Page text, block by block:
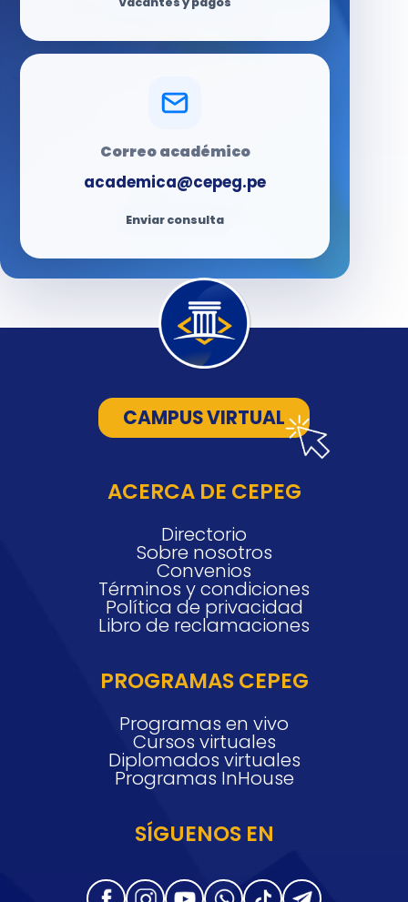
Correo académico
academica@cepeg.pe
Enviar consulta
CAMPUS VIRTUAL
ACERCA DE CEPEG
Directorio
Sobre nosotros
Convenios
Términos y condiciones
Política de privacidad
Libro de reclamaciones
PROGRAMAS CEPEG
Programas en vivo
Cursos virtuales
Diplomados virtuales
Programas InHouse
SÍGUENOS EN